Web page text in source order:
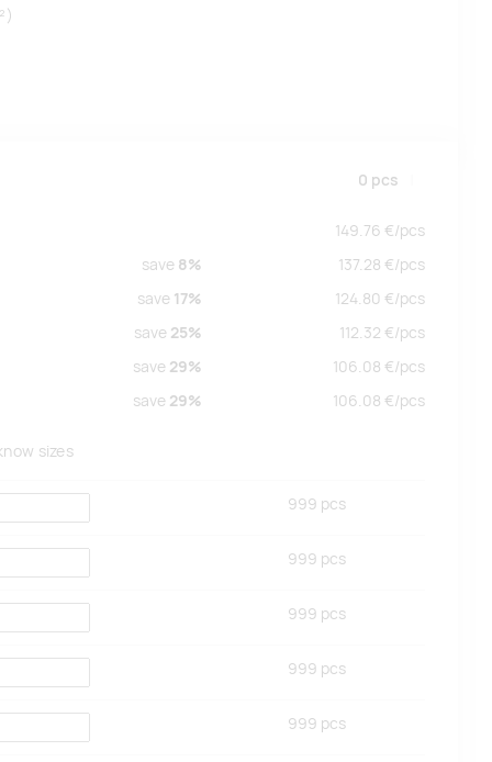
0 pcs
149.76 €/pcs
save 8% 137.28 €/pcs
save 17% 124.80 €/pcs
save 25% 112.32 €/pcs
save 29% 106.08 €/pcs
save 29% 106.08 €/pcs
sizes
999 pcs
999 pcs
999 pcs
999 pcs
999 pcs